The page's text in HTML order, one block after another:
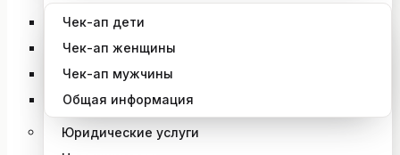
Чек-ап дети
Чек-ап женщины
Чек-ап мужчины
Общая информация
Юридические услуги